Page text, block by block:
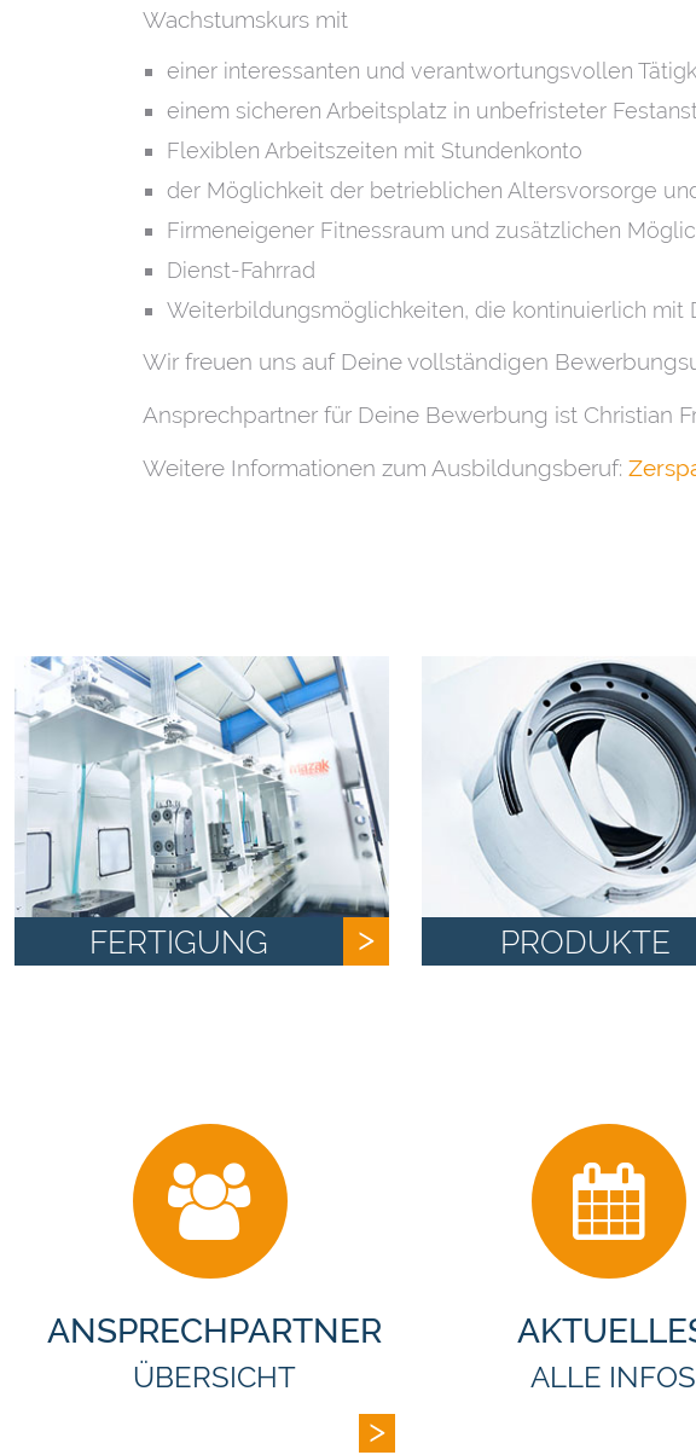
Wachstumskurs mit
einer interessanten und verantwortungsvollen
einem sicheren Arbeitsplatz in unbefristeter
Flexiblen Arbeitszeiten mit Stundenkonto
der Möglichkeit der betrieblichen Altersvorsorge
Firmeneigener Fitnessraum und zusätzlichen
Dienst-Fahrrad
Weiterbildungsmöglichkeiten, die kontinuierlich
Wir freuen uns auf Deine vollständigen
Ansprechpartner für Deine Bewerbung ist Christian
Weitere Informationen zum Ausbildungsberuf:
FERTIGUNG PRODUKTE
ANSPRECHPARTNER
ÜBERSICHT ALLE INFOS